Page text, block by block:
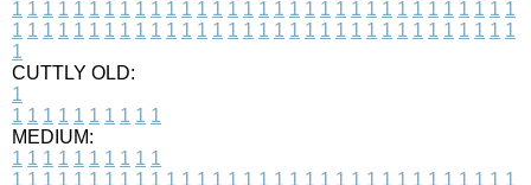
1 1 1 1 1 1 1 1 1 1 1 1 1 1 1 1 1 1 1 1 1 1 1 1 1 1 1 1 1 1 1 1 1
1 1 1 1 1 1 1 1 1 1 1 1 1 1 1 1 1 1 1 1 1 1 1 1 1 1 1 1 1 1 1 1 1
1
CUTTLY OLD:
1
1 1 1 1 1 1 1 1 1 1
MEDIUM:
1 1 1 1 1 1 1 1 1 1
1 1 1 1 1 1 1 1 1 1 1 1 1 1 1 1 1 1 1 1 1 1 1 1 1 1 1 1 1 1 1 1 1